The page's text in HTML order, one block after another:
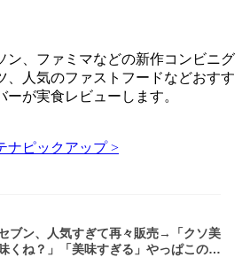
ン、ファミマなどの新作コンビニグ
、人気のファストフードなどおすす
が実食レビューします。
ナピックアップ >
ブン、人気すぎて再々販売→「クソ美
くね？」「美味すぎる」やっぱこのク